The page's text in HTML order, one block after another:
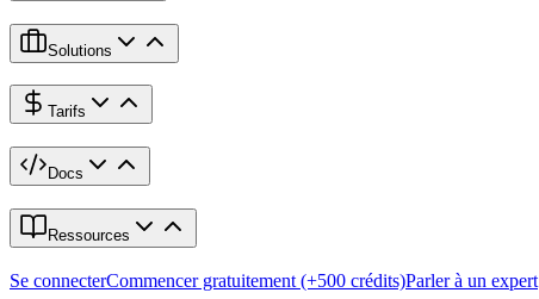
Solutions
Tarifs
Docs
Ressources
Se connecterCommencer gratuitement (+500 crédits)Parler à un expert